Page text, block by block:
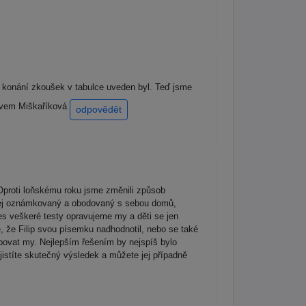
zkoušek v tabulce uveden byl. Teď jsme
Miškaříková
odpovědět
loňskému roku jsme změnili způsob
a obodovaný s sebou domů,
veškeré testy opravujeme my a děti se jen
Filip svou písemku nadhodnotil, nebo se také
my. Nejlepším řešením by nejspíš bylo
skutečný výsledek a můžete jej případně